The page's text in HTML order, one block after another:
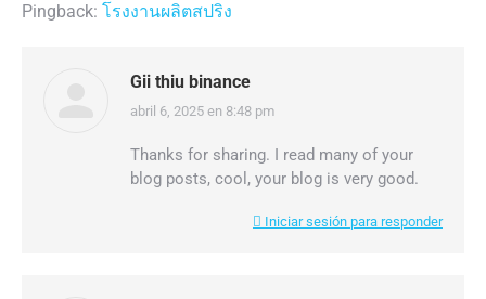
Pingback: โรงงานผลิตสปริง
Gii thiu binance
dice:
abril 6, 2025 en 8:48 pm
Thanks for sharing. I read many of your
blog posts, cool, your blog is very good.
Iniciar sesión para responder